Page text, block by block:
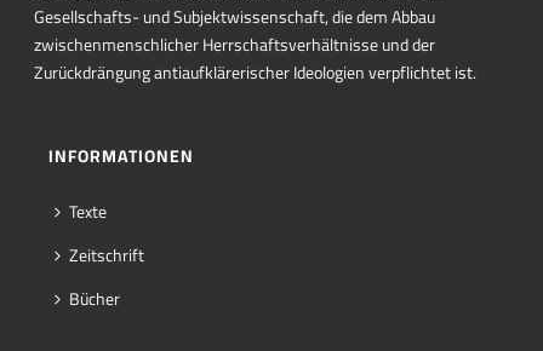
Gesellschafts- und Subjektwissenschaft, die dem Abbau
zwischenmenschlicher Herrschaftsverhältnisse und der
Zurückdrängung antiaufklärerischer Ideologien verpflichtet ist.
INFORMATIONEN
Texte
Zeitschrift
Bücher